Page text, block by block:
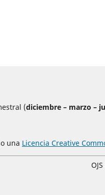
(diciembre – marzo –
una Licencia Creative